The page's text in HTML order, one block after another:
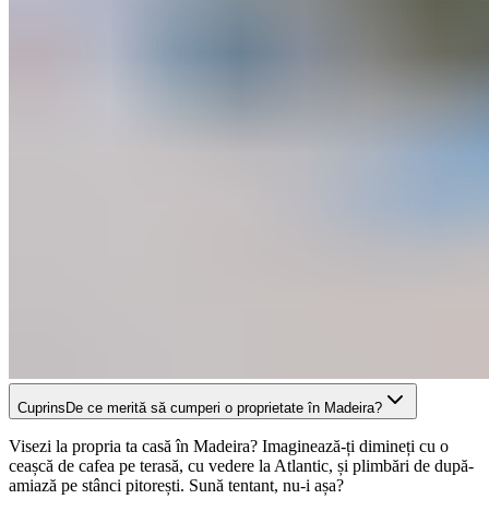
Cuprins De ce merită să cumperi o proprietate în Madeira?
Visezi la propria ta casă în Madeira? Imaginează-ți dimineți cu o
ceașcă de cafea pe terasă, cu vedere la Atlantic, și plimbări de după-
amiază pe stânci pitorești. Sună tentant, nu-i așa?